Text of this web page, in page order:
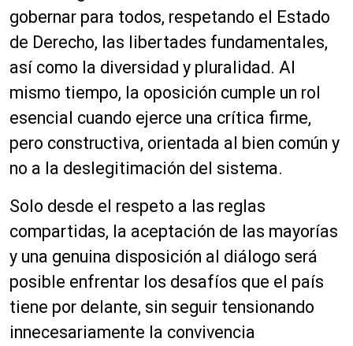
gobernar para todos, respetando el Estado
de Derecho, las libertades fundamentales,
así como la diversidad y pluralidad. Al
mismo tiempo, la oposición cumple un rol
esencial cuando ejerce una crítica firme,
pero constructiva, orientada al bien común y
no a la deslegitimación del sistema.
Solo desde el respeto a las reglas
compartidas, la aceptación de las mayorías
y una genuina disposición al diálogo será
posible enfrentar los desafíos que el país
tiene por delante, sin seguir tensionando
innecesariamente la convivencia